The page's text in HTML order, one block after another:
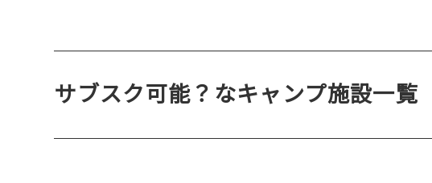
サブスク可能？なキャンプ施設一覧